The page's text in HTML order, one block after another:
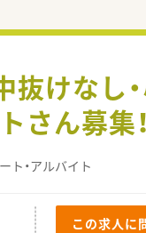
けなし
さん募集！
ト・アルバイト
この求人に